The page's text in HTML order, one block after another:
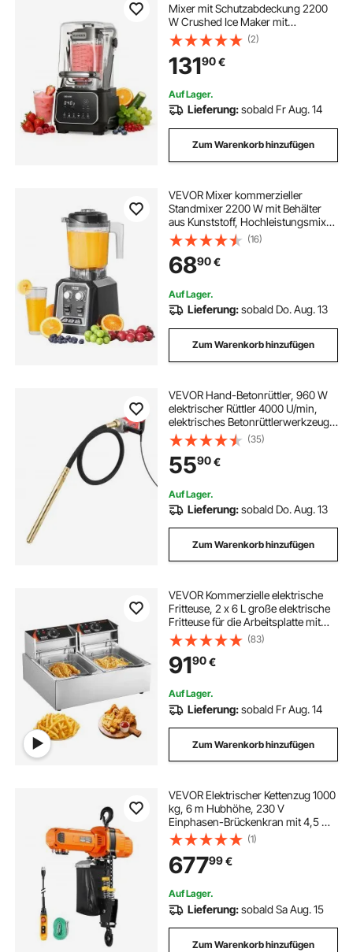
Mixer mit Schutzabdeckung 2200
W Crushed Ice Maker mit
Selbstreinigungsfunktion
Einstellbarer Drehzahl 6
Voreingestellte Programme
Smoothies Eiscrushing Pürees
Schwarz
(2)
13190€
Auf Lager.
Lieferung:sobald Fr Aug. 14
Zum Warenkorb hinzufügen
VEVOR Mixer kommerzieller
Standmixer 2200 W mit Behälter
aus Kunststoff, Hochleistungsmixer
Power Profi Mixer Küchenmixer mit
3 Funktionen, für gefrorene
Getränke Shakes Smoothies und
Crush Ice, schwarz
(16)
6890€
Auf Lager.
Lieferung:sobald Do. Aug. 13
Zum Warenkorb hinzufügen
VEVOR Hand-Betonrüttler, 960 W
elektrischer Rüttler 4000 U/min,
elektrisches Betonrüttlerwerkzeug
mit 2 m Schaftstange, tragbarer
Bleistift-Zementrüttler zum
Entfernen von Luftblasen und
Mischen von Beton
(35)
5590€
Auf Lager.
Lieferung:sobald Do. Aug. 13
Zum Warenkorb hinzufügen
VEVOR Kommerzielle elektrische
Fritteuse, 2 x 6 L große elektrische
Fritteuse für die Arbeitsplatte mit
herausnehmbarem Doppelkorb,
5000 W Doppelfritteuse aus
Edelstahl für Küche, Restaurant
(83)
9190€
Auf Lager.
Lieferung:sobald Fr Aug. 14
Zum Warenkorb hinzufügen
VEVOR Elektrischer Kettenzug 1000
kg, 6 m Hubhöhe, 230 V
Einphasen-Brückenkran mit 4,5 m
Kabelfernbedienung, G100-Kette,
Notstopp, Elektrokettenzug für
Fabriken, Lagerhallen, Garagen
(1)
67799€
Auf Lager.
Lieferung:sobald Sa Aug. 15
Zum Warenkorb hinzufügen